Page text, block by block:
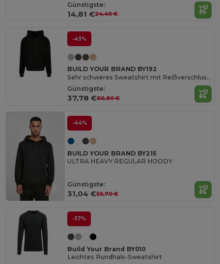
Günstigste:
14,81 €24,40 €
-43%
BUILD YOUR BRAND BY192
Sehr schweres Sweatshirt mit Reißverschluss und Kapuze
Günstigste:
37,78 €66,80 €
-44%
BUILD YOUR BRAND BY215
ULTRA HEAVY REGULAR HOODY
Günstigste:
31,04 €55,70 €
-37%
Build Your Brand BY010
Leichtes Rundhals-Sweatshirt